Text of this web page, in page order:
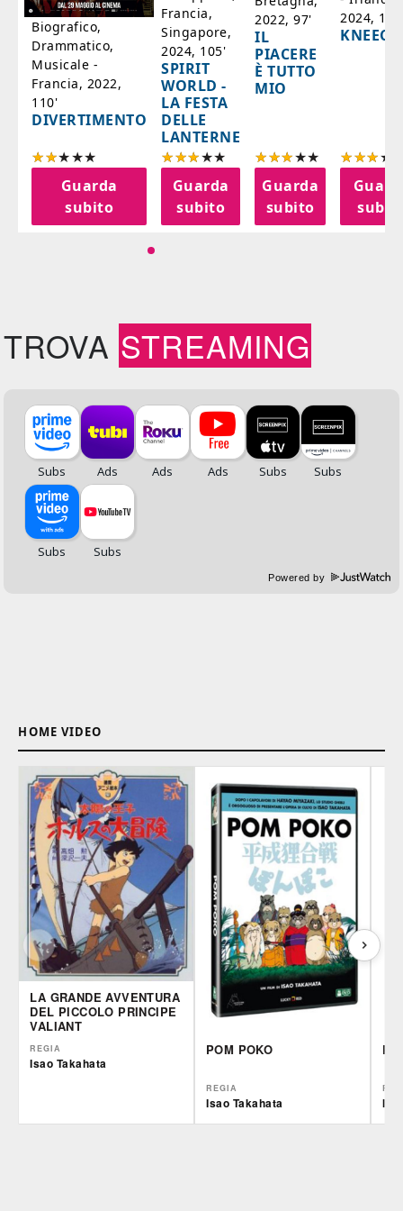
Biografico,
Drammatico,
Musicale -
Francia, 2022,
110'
DIVERTIMENTO
Guarda
subito
Francia,
Singapore,
2024, 105'
SPIRIT
WORLD -
LA FESTA
DELLE
LANTERNE
Guarda
subito
2022, 97'
IL
PIACERE
È TUTTO
MIO
Guarda
subito
2024,
TROVA STREAMING
Powered by
HOME VIDEO
LA GRANDE AVVENTURA
DEL PICCOLO PRINCIPE
VALIANT
REGIA
Isao Takahata
POM POKO
REGIA
Isao Takahata